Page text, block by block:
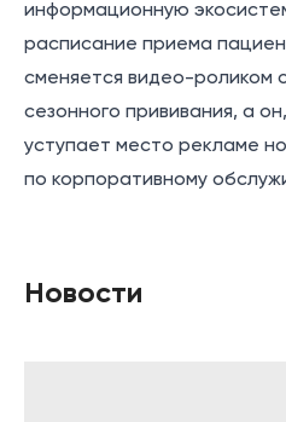
информационную
расписание приема
сменяется видео-роликом
сезонного прививания, а
уступает место рекламе
по корпоративному
Новости